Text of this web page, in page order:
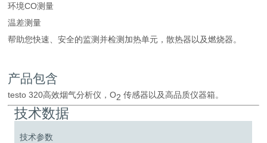
环境CO测量
温差测量
帮助您快速、安全的监测并检测加热单元，散热器以及燃烧器。
产品包含
testo 320高效烟气分析仪，O2 传感器以及高品质仪器箱。
技术数据
技术参数